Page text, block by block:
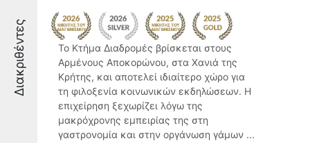
Διακριθέντες
Το Κτήμα Διαδρομές βρίσκεται στους
Αρμένους Αποκορώνου, στα Χανιά της
Κρήτης, και αποτελεί ιδιαίτερο χώρο για
τη φιλοξενία κοινωνικών εκδηλώσεων. Η
επιχείρηση ξεχωρίζει λόγω της
μακρόχρονης εμπειρίας της στη
γαστρονομία και στην οργάνωση γάμων ...